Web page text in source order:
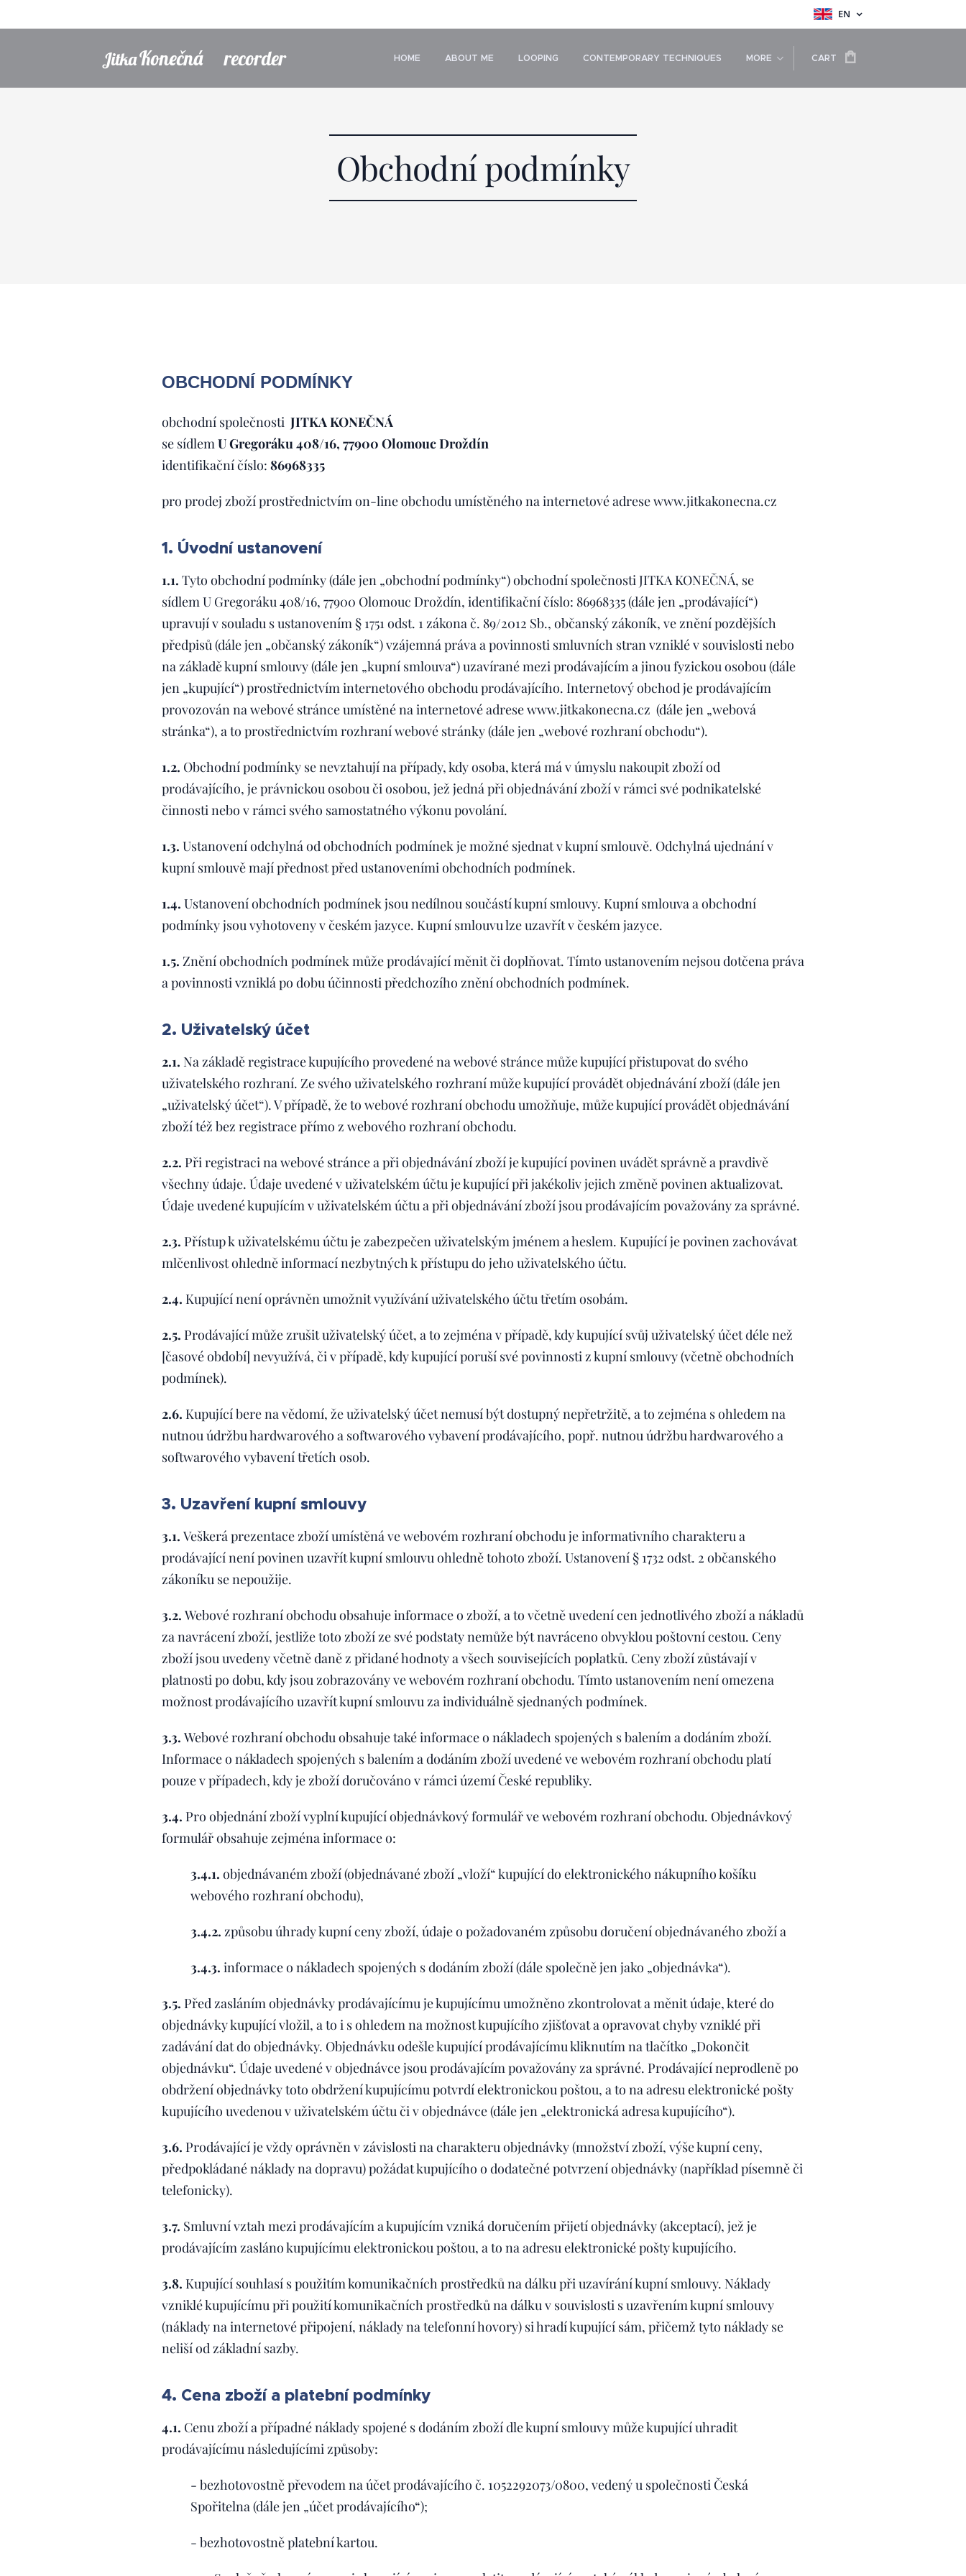
EN
JitkaKonečná recorder HOME ABOUT ME LOOPING CONTEMPORARY TECHNIQUES MORE CART
Obchodní podmínky
OBCHODNÍ PODMÍNKY
obchodní společnosti JITKA KONEČNÁ
se sídlemU Gregoráku 408/16, 77900 Olomouc Droždín
identifikační číslo: 86968335
pro prodej zboží prostřednictvím on-line obchodu umístěného na internetové adrese www.jitkakonecna.cz
1. Úvodní ustanovení
1.1. Tyto obchodní podmínky (dále jen „obchodní podmínky“) obchodní společnosti JITKA KONEČNÁ, se
sídlem U Gregoráku 408/16, 77900 Olomouc Droždín, identifikační číslo: 86968335 (dále jen „prodávající“)
upravují v souladu s ustanovením § 1751 odst. 1 zákona č. 89/2012 Sb., občanský zákoník, ve znění pozdějších
předpisů (dále jen „občanský zákoník“) vzájemná práva a povinnosti smluvních stran vzniklé v souvislosti nebo
na základě kupní smlouvy (dále jen „kupní smlouva“) uzavírané mezi prodávajícím a jinou fyzickou osobou (dále
jen „kupující“) prostřednictvím internetového obchodu prodávajícího. Internetový obchod je prodávajícím
provozován na webové stránce umístěné na internetové adrese www.jitkakonecna.cz (dále jen „webová
stránka“), a to prostřednictvím rozhraní webové stránky (dále jen „webové rozhraní obchodu“).
1.2. Obchodní podmínky se nevztahují na případy, kdy osoba, která má v úmyslu nakoupit zboží od
prodávajícího, je právnickou osobou či osobou, jež jedná při objednávání zboží v rámci své podnikatelské
činnosti nebo v rámci svého samostatného výkonu povolání.
1.3. Ustanovení odchylná od obchodních podmínek je možné sjednat v kupní smlouvě. Odchylná ujednání v
kupní smlouvě mají přednost před ustanoveními obchodních podmínek.
1.4. Ustanovení obchodních podmínek jsou nedílnou součástí kupní smlouvy. Kupní smlouva a obchodní
podmínky jsou vyhotoveny v českém jazyce. Kupní smlouvu lze uzavřít v českém jazyce.
1.5. Znění obchodních podmínek může prodávající měnit či doplňovat. Tímto ustanovením nejsou dotčena práva
a povinnosti vzniklá po dobu účinnosti předchozího znění obchodních podmínek.
2. Uživatelský účet
2.1. Na základě registrace kupujícího provedené na webové stránce může kupující přistupovat do svého
uživatelského rozhraní. Ze svého uživatelského rozhraní může kupující provádět objednávání zboží (dále jen
„uživatelský účet“). V případě, že to webové rozhraní obchodu umožňuje, může kupující provádět objednávání
zboží též bez registrace přímo z webového rozhraní obchodu.
2.2. Při registraci na webové stránce a při objednávání zboží je kupující povinen uvádět správně a pravdivě
všechny údaje. Údaje uvedené v uživatelském účtu je kupující při jakékoliv jejich změně povinen aktualizovat.
Údaje uvedené kupujícím v uživatelském účtu a při objednávání zboží jsou prodávajícím považovány za správné.
2.3. Přístup k uživatelskému účtu je zabezpečen uživatelským jménem a heslem. Kupující je povinen zachovávat
mlčenlivost ohledně informací nezbytných k přístupu do jeho uživatelského účtu.
2.4. Kupující není oprávněn umožnit využívání uživatelského účtu třetím osobám.
2.5. Prodávající může zrušit uživatelský účet, a to zejména v případě, kdy kupující svůj uživatelský účet déle než
[časové období] nevyužívá, či v případě, kdy kupující poruší své povinnosti z kupní smlouvy (včetně obchodních
podmínek).
2.6. Kupující bere na vědomí, že uživatelský účet nemusí být dostupný nepřetržitě, a to zejména s ohledem na
nutnou údržbu hardwarového a softwarového vybavení prodávajícího, popř. nutnou údržbu hardwarového a
softwarového vybavení třetích osob.
3. Uzavření kupní smlouvy
3.1. Veškerá prezentace zboží umístěná ve webovém rozhraní obchodu je informativního charakteru a
prodávající není povinen uzavřít kupní smlouvu ohledně tohoto zboží. Ustanovení § 1732 odst. 2 občanského
zákoníku se nepoužije.
3.2. Webové rozhraní obchodu obsahuje informace o zboží, a to včetně uvedení cen jednotlivého zboží a nákladů
za navrácení zboží, jestliže toto zboží ze své podstaty nemůže být navráceno obvyklou poštovní cestou. Ceny
zboží jsou uvedeny včetně daně z přidané hodnoty a všech souvisejících poplatků. Ceny zboží zůstávají v
platnosti po dobu, kdy jsou zobrazovány ve webovém rozhraní obchodu. Tímto ustanovením není omezena
možnost prodávajícího uzavřít kupní smlouvu za individuálně sjednaných podmínek.
3.3. Webové rozhraní obchodu obsahuje také informace o nákladech spojených s balením a dodáním zboží.
Informace o nákladech spojených s balením a dodáním zboží uvedené ve webovém rozhraní obchodu platí
pouze v případech, kdy je zboží doručováno v rámci území České republiky.
3.4. Pro objednání zboží vyplní kupující objednávkový formulář ve webovém rozhraní obchodu. Objednávkový
formulář obsahuje zejména informace o:
3.4.1. objednávaném zboží (objednávané zboží „vloží“ kupující do elektronického nákupního košíku
webového rozhraní obchodu),
3.4.2. způsobu úhrady kupní ceny zboží, údaje o požadovaném způsobu doručení objednávaného zboží a
3.4.3. informace o nákladech spojených s dodáním zboží (dále společně jen jako „objednávka“).
3.5. Před zasláním objednávky prodávajícímu je kupujícímu umožněno zkontrolovat a měnit údaje, které do
objednávky kupující vložil, a to i s ohledem na možnost kupujícího zjišťovat a opravovat chyby vzniklé při
zadávání dat do objednávky. Objednávku odešle kupující prodávajícímu kliknutím na tlačítko „Dokončit
objednávku“. Údaje uvedené v objednávce jsou prodávajícím považovány za správné. Prodávající neprodleně po
obdržení objednávky toto obdržení kupujícímu potvrdí elektronickou poštou, a to na adresu elektronické pošty
kupujícího uvedenou v uživatelském účtu či v objednávce (dále jen „elektronická adresa kupujícího“).
3.6. Prodávající je vždy oprávněn v závislosti na charakteru objednávky (množství zboží, výše kupní ceny,
předpokládané náklady na dopravu) požádat kupujícího o dodatečné potvrzení objednávky (například písemně či
telefonicky).
3.7. Smluvní vztah mezi prodávajícím a kupujícím vzniká doručením přijetí objednávky (akceptací), jež je
prodávajícím zasláno kupujícímu elektronickou poštou, a to na adresu elektronické pošty kupujícího.
3.8. Kupující souhlasí s použitím komunikačních prostředků na dálku při uzavírání kupní smlouvy. Náklady
vzniklé kupujícímu při použití komunikačních prostředků na dálku v souvislosti s uzavřením kupní smlouvy
(náklady na internetové připojení, náklady na telefonní hovory) si hradí kupující sám, přičemž tyto náklady se
neliší od základní sazby.
4. Cena zboží a platební podmínky
4.1. Cenu zboží a případné náklady spojené s dodáním zboží dle kupní smlouvy může kupující uhradit
prodávajícímu následujícími způsoby:
- bezhotovostně převodem na účet prodávajícího č. 1052292073/0800, vedený u společnosti Česká
Spořitelna (dále jen „účet prodávajícího“);
- bezhotovostně platební kartou.